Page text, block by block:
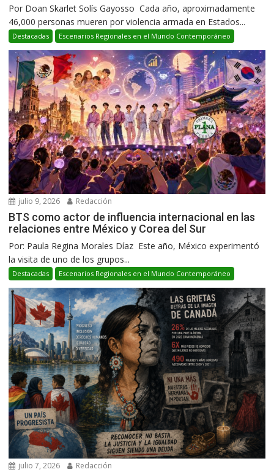
Por Doan Skarlet Solís Gayosso Cada año, aproximadamente
46,000 personas mueren por violencia armada en Estados...
Destacadas Escenarios Regionales en el Mundo Contemporáneo
julio 9, 2026 Redacción
BTS como actor de influencia internacional en las
relaciones entre México y Corea del Sur
Por: Paula Regina Morales Díaz Este año, México experimentó
la visita de uno de los grupos...
Destacadas Escenarios Regionales en el Mundo Contemporáneo
julio 7, 2026 Redacción